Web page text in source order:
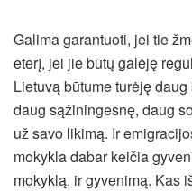
Galima garantuoti, jei tie
eterį, jei jie būtų galėję
Lietuvą būtume turėję
daug sąžiningesnę, daug
už savo likimą. Ir
mokykla dabar keičia
mokyklą, ir gyvenimą. Kas